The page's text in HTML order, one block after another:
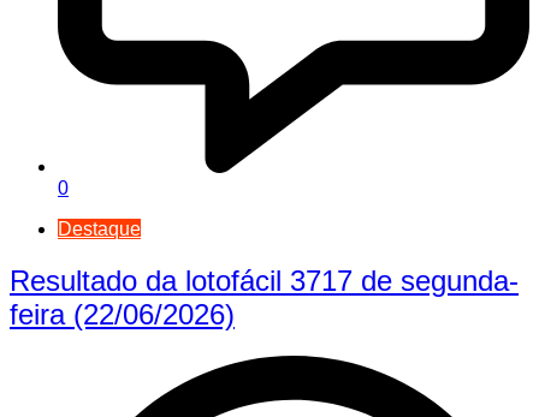
0
Destaque
Resultado da lotofácil 3717 de segunda-
feira (22/06/2026)